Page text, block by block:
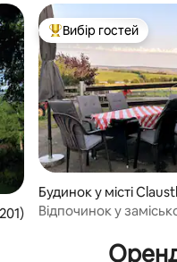
оцінка: 4,96 з 5, відгуки:
Топ вибір гостей
Вибір гостей
Будинок у місті
eld
Відпочинок у